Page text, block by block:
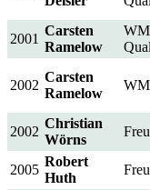
2001
Carsten
Ramelow
2002
Carsten
Ramelow
2002
Christian
Wörns
2005
Robert
Huth